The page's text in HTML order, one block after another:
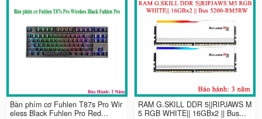
Bàn phím cơ Fuhlen T87s Pro Wir
eless Black Fuhlen Pro Red...
RAM G.SKILL DDR 5||RIPJAWS M
5 RGB WHITE|| 16GBx2 || Bus...